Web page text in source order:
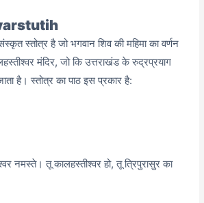
स्तोत्र है जो भगवान शिव की महिमा का वर्णन
मंदिर, जो कि उत्तराखंड के रुद्रप्रयाग
है। स्तोत्र का पाठ इस प्रकार है:
नमस्ते। तू कालहस्तीश्वर हो, तू त्रिपुरासुर का